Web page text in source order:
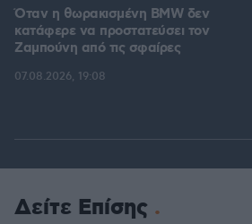
Όταν η θωρακισμένη BMW δεν
κατάφερε να προστατεύσει τον
Ζαμπούνη από τις σφαίρες
07.08.2026, 19:08
Δείτε Επίσης